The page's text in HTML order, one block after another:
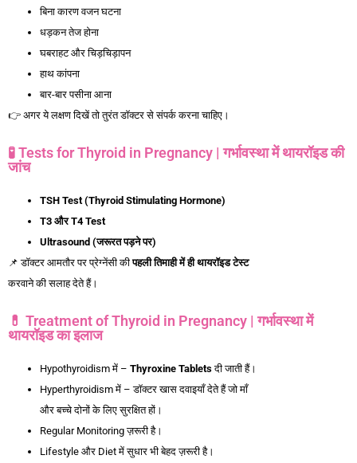
बिना कारण वजन घटना
धड़कन तेज होना
घबराहट और चिड़चिड़ापन
हाथ कांपना
बार-बार पसीना आना
👉 अगर ये लक्षण दिखें तो तुरंत डॉक्टर से संपर्क करना चाहिए।
🧪 Tests for Thyroid in Pregnancy | गर्भावस्था में थायरॉइड की
जांच
TSH Test (Thyroid Stimulating Hormone)
T3 और T4 Test
Ultrasound (जरूरतपड़नेपर)
📌 डॉक्टर आमतौर पर प्रेग्नेंसी कीपहलीतिमाहीमेंहीथायरॉइडटेस्ट
करवाने की सलाह देते हैं।
💊 Treatment of Thyroid in Pregnancy | गर्भावस्था में
थायरॉइड का इलाज
Hypothyroidism में – Thyroxine Tabletsदी जाती हैं।
Hyperthyroidism में – डॉक्टर खास दवाइयाँ देते हैं जो माँ
और बच्चे दोनों के लिए सुरक्षित हों।
Regular Monitoring ज़रूरी है।
Lifestyle और Diet में सुधार भी बेहद ज़रूरी है।